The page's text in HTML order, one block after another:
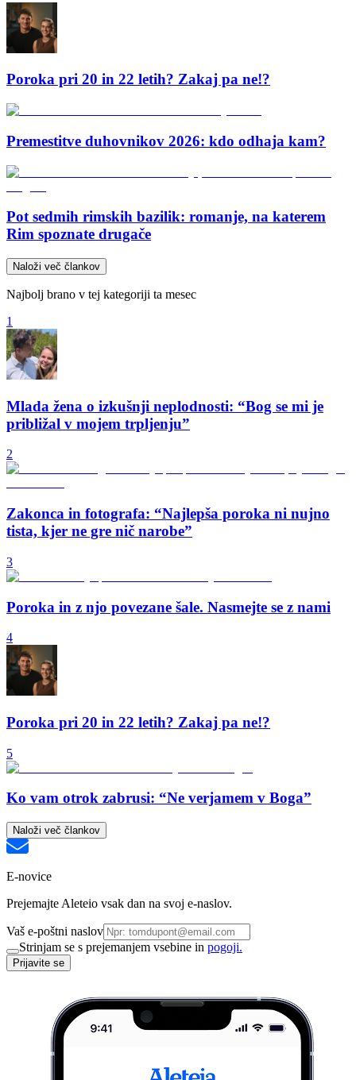
Poroka pri 20 in 22 letih? Zakaj pa ne!?
Premestitve duhovnikov 2026: kdo odhaja kam?
Pot sedmih rimskih bazilik: romanje, na katerem
Rim spoznate drugače
Naloži več člankov
Najbolj brano v tej kategoriji ta mesec
1
Mlada žena o izkušnji neplodnosti: “Bog se mi je
približal v mojem trpljenju”
2
Zakonca in fotografa: “Najlepša poroka ni nujno
tista, kjer ne gre nič narobe”
3
Poroka in z njo povezane šale. Nasmejte se z nami
4
Poroka pri 20 in 22 letih? Zakaj pa ne!?
5
Ko vam otrok zabrusi: “Ne verjamem v Boga”
Naloži več člankov
E-novice
Prejemajte Aleteio vsak dan na svoj e-naslov.
Vaš e-poštni naslov
Strinjam se s prejemanjem vsebine in pogoji.
Prijavite se